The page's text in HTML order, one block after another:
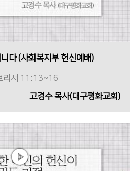
다 (사회복지부 헌신예배)
리서 11:13~16
고경수 목사(대구평화교회)